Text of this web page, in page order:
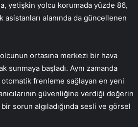
yetişkin yolcu korumada yüzde 86,
alanında da güncellenen
ortasına merkezi bir hava
sunmaya başladı. Aynı zamanda
frenleme sağlayan en yeni
güvenliğine verdiği değerin
sorun algıladığında sesli ve görsel